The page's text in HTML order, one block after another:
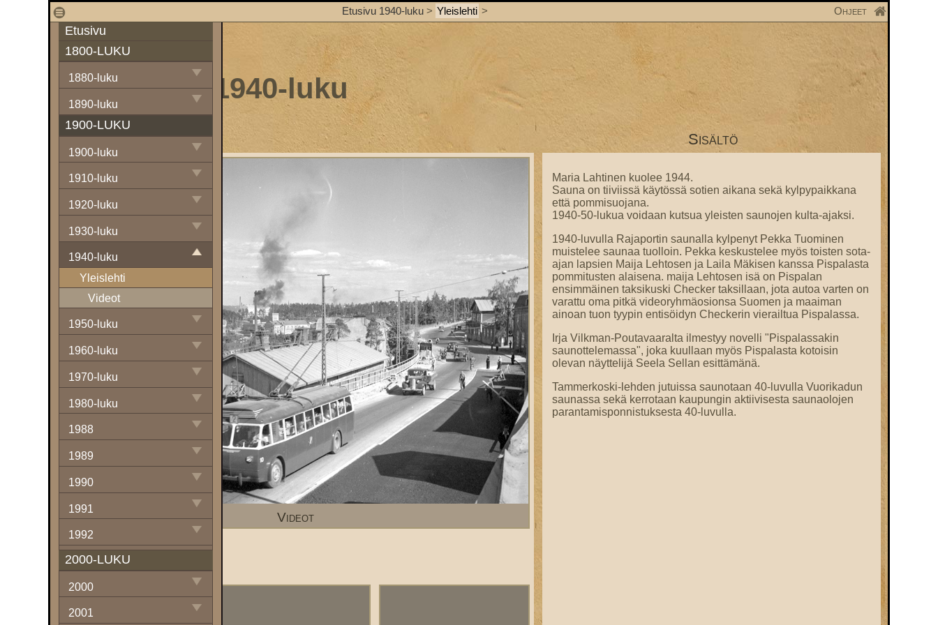
1 Etusivu 1940-luku> Yleislehti > Ohjeet
Etusivu
1800-LUKU
1880-luku
1890-luku
1900-LUKU
1900-luku
1910-luku
1920-luku
1930-luku
1940-luku
Yleislehti
Videot
1950-luku
1960-luku
1970-luku
1980-luku
1988
1989
1990
1991
1992
1993
1994
1995
2000-LUKU
2000
2001
1940-luku
Sisältö
Videot
Maria Lahtinen kuolee 1944.
Sauna on tiiviissä käytössä sotien aikana sekä kylpypaikkana
että pommisuojana.
1940-50-lukua voidaan kutsua yleisten saunojen kulta-ajaksi.
1940-luvulla Rajaportin saunalla kylpenyt Pekka Tuominen
muistelee saunaa tuolloin. Pekka keskustelee myös toisten sota-
ajan lapsien Maija Lehtosen ja Laila Mäkisen kanssa Pispalasta
pommitusten alaisena. maija Lehtosen isä on Pispalan
ensimmäinen taksikuski Checker taksillaan, jota autoa varten on
varattu oma pitkä videoryhmäosionsa Suomen ja maaiman
ainoan tuon tyypin entisöidyn Checkerin vierailtua Pispalassa.
Irja Vilkman-Poutavaaralta ilmestyy novelli "Pispalassakin
saunottelemassa", joka kuullaan myös Pispalasta kotoisin
olevan näyttelijä Seela Sellan esittämänä.
Tammerkoski-lehden jutuissa saunotaan 40-luvulla Vuorikadun
saunassa sekä kerrotaan kaupungin aktiivisesta saunaolojen
parantamisponnistuksesta 40-luvulla.